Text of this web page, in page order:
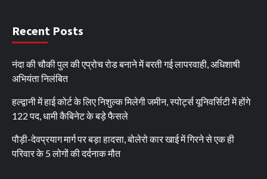
Recent Posts
नंदा की चौकी पुल की एप्रोच रोड बनाने में बरती गई लापरवाही, अधिशाषी
अभियंता निलंबित
हल्द्वानी में हाई कोर्ट के लिए निशुल्क मिलेगी जमीन, स्पोर्ट्स यूनिवर्सिटी में होंगे
122 पद, धामी कैबिनेट के बड़े फैसले
पौड़ी-देवप्रयाग मार्ग पर बड़ा हादसा, बोलेरो कार खाई में गिरने से एक ही
परिवार के 5 लोगों की दर्दनाक मौत